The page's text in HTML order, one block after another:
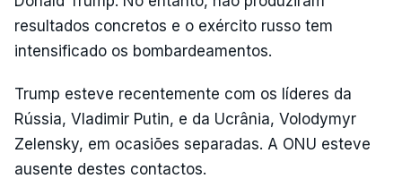
resultados concretos e o exército russo tem
intensificado os bombardeamentos.
Trump esteve recentemente com os líderes da
Rússia, Vladimir Putin, e da Ucrânia, Volodymyr
Zelensky, em ocasiões separadas. A ONU esteve
ausente destes contactos.